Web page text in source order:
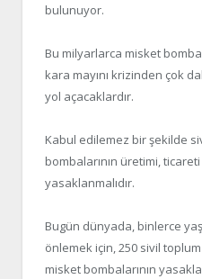
bulunuyor.
Bu milyarlarca misket
kara mayını krizinden çok
yol açacaklardır.
Kabul edilemez bir şekilde
bombalarının üretimi, ticareti
yasaklanmalıdır.
Bugün dünyada, binlerce
önlemek için, 250 sivil
misket bombalarının